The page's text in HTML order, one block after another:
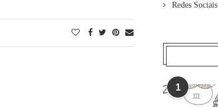
Redes Sociais
1